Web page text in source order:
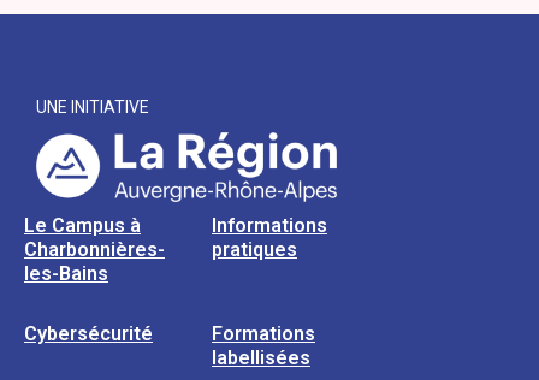
UNE INITIATIVE
Le Campus à
Charbonnières-
les-Bains
Informations
pratiques
Cybersécurité
Formations
labellisées